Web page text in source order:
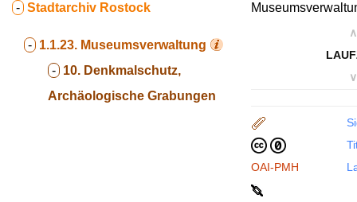
- Stadtarchiv Rostock
- 1.1.23. Museumsverwaltung
- 10. Denkmalschutz,
Archäologische Grabungen
∧
∨
OAI-PMH